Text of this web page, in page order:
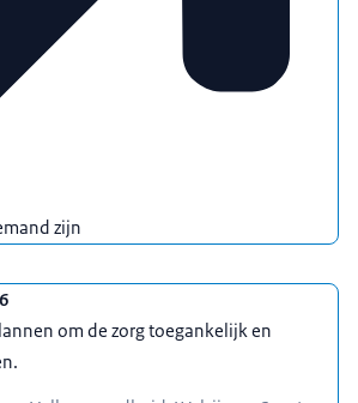
zijn
om de zorg toegankelijk en